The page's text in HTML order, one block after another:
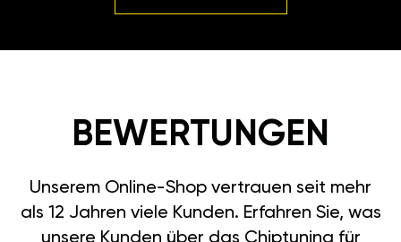
BEWERTUNGEN
Unserem Online-Shop
vertrauen seit mehr als 12
Jahren viele Kunden. Erfahren